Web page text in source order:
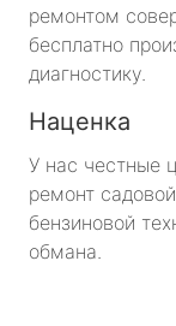
ремонтом
бесплатно
диагностику.
Наценка
У нас честные
ремонт
бензиновой
обмана.